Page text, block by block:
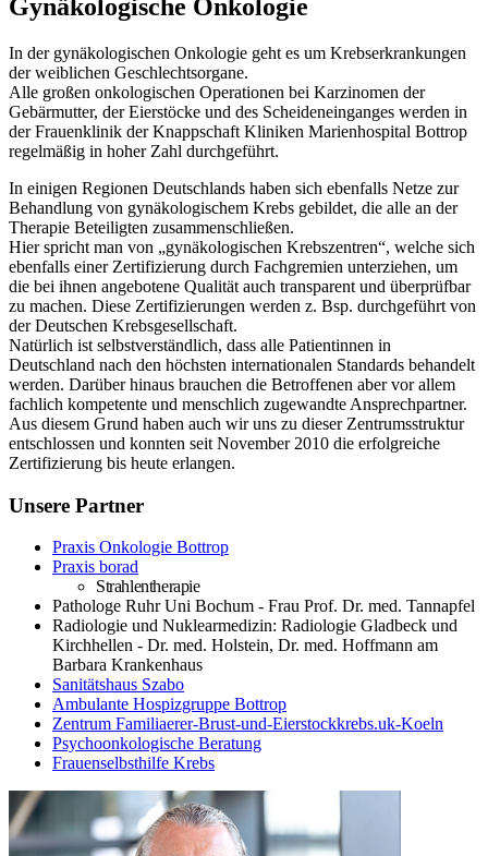
Gynäkologische Onkologie
In der gynäkologischen Onkologie geht es um Krebserkrankungen
der weiblichen Geschlechtsorgane.
Alle großen onkologischen Operationen bei Karzinomen der
Gebärmutter, der Eierstöcke und des Scheideneinganges werden in
der Frauenklinik der Knappschaft Kliniken Marienhospital Bottrop
regelmäßig in hoher Zahl durchgeführt.
In einigen Regionen Deutschlands haben sich ebenfalls Netze zur
Behandlung von gynäkologischem Krebs gebildet, die alle an der
Therapie Beteiligten zusammenschließen.
Hier spricht man von „gynäkologischen Krebszentren“, welche sich
ebenfalls einer Zertifizierung durch Fachgremien unterziehen, um
die bei ihnen angebotene Qualität auch transparent und überprüfbar
zu machen. Diese Zertifizierungen werden z. Bsp. durchgeführt von
der Deutschen Krebsgesellschaft.
Natürlich ist selbstverständlich, dass alle Patientinnen in
Deutschland nach den höchsten internationalen Standards behandelt
werden. Darüber hinaus brauchen die Betroffenen aber vor allem
fachlich kompetente und menschlich zugewandte Ansprechpartner.
Aus diesem Grund haben auch wir uns zu dieser Zentrumsstruktur
entschlossen und konnten seit November 2010 die erfolgreiche
Zertifizierung bis heute erlangen.
Unsere Partner
Praxis Onkologie Bottrop​
Praxis borad
Strahlentherapie
Pathologe Ruhr Uni Bochum - Frau Prof. Dr. med. Tannapfel
Radiologie und Nuklearmedizin: Radiologie Gladbeck und
Kirchhellen - Dr. med. Holstein, Dr. med. Hoffmann am
Barbara Krankenhaus
Sanitätshaus Szabo​
Ambulante Hospizgruppe Bottrop​
Zentrum Familiaerer-Brust-und-Eierstockkrebs.uk-Koeln
Psychoonkologische Beratung​
Frauenselbsthilfe Krebs